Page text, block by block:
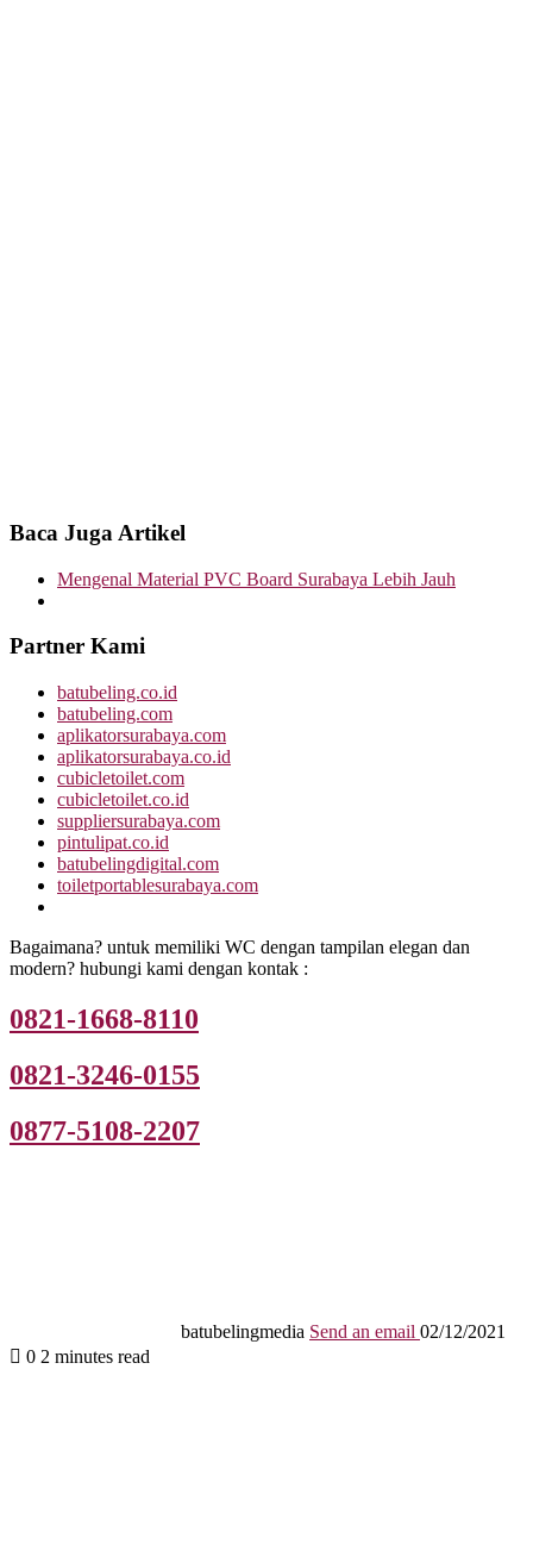
Baca Juga Artikel
Mengenal Material PVC Board Surabaya Lebih Jauh
Partner Kami
batubeling.co.id
batubeling.com
aplikatorsurabaya.com
aplikatorsurabaya.co.id
cubicletoilet.com
cubicletoilet.co.id
suppliersurabaya.com
pintulipat.co.id
batubelingdigital.com
toiletportablesurabaya.com
Bagaimana? untuk memiliki WC dengan tampilan elegan dan
modern? hubungi kami dengan kontak :
0821-1668-8110
0821-3246-0155
0877-5108-2207
batubelingmedia Send an email 02/12/2021
0 2 minutes read